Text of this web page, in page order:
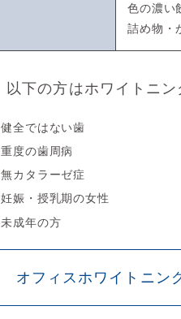
色の濃い
詰め物・
以下の方はホワイトニ
健全ではない歯
重度の歯周病
無カタラーゼ症
妊娠・授乳期の女性
未成年の方
オフィスホワイトニン